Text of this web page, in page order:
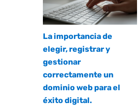
La importancia de
elegir, registrar y
gestionar
correctamente un
dominio web para el
éxito digital.